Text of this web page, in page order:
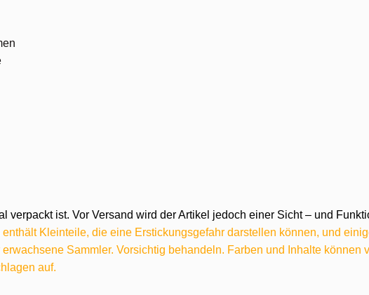
verpackt ist. Vor Versand wird der Artikel jedoch einer Sicht – und
Kleinteile, die eine Erstickungsgefahr darstellen können, und
Sammler. Vorsichtig behandeln. Farben und Inhalte
auf.